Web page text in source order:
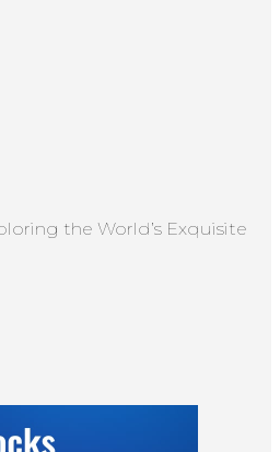
the World’s Exquisite